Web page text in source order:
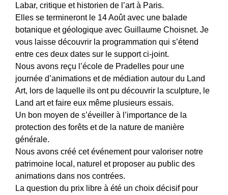
Labar, critique et historien de l’art à Paris.
Elles se termineront le 14 Août avec une balade
botanique et géologique avec Guillaume Choisnet. Je
vous laisse découvrir la programmation qui s’étend
entre ces deux dates sur le support ci-joint.
Nous avons reçu l’école de Pradelles pour une
journée d’animations et de médiation autour du Land
Art, lors de laquelle ils ont pu découvrir la sculpture, le
Land art et faire eux même plusieurs essais.
Un bon moyen de s’éveiller à l’importance de la
protection des forêts et de la nature de manière
générale.
Nous avons créé cet événement pour valoriser notre
patrimoine local, naturel et proposer au public des
animations dans nos contrées.
La question du prix libre à été un choix décisif pour